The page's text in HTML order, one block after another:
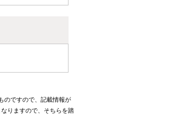
のですので、記載情報が
りますので、そちらを踏